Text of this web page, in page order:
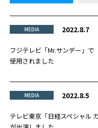
MEDIA 2022.8.7
フジテレビ「Mr.サンデー」で
使用されました
MEDIA 2022.8.5
テレビ東京「日経スペシャル